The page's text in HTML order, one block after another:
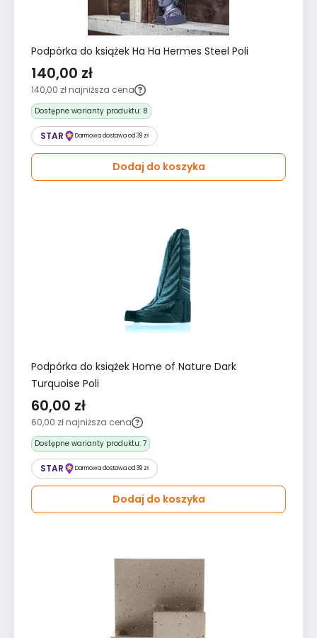
Podpórka do książek Ha Ha Hermes Steel Poli
140,00 zł
140,00 zł najniższa cena
Dostępne warianty produktu: 8
STAR Darmowa dostawa od 39 zł
Dodaj do koszyka
Podpórka do książek Home of Nature Dark
Turquoise Poli
60,00 zł
60,00 zł najniższa cena
Dostępne warianty produktu: 7
STAR Darmowa dostawa od 39 zł
Dodaj do koszyka